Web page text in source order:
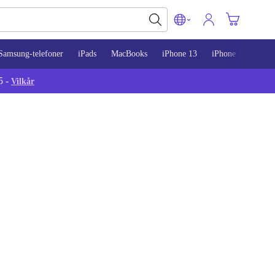
telefoner iPads MacBooks iPhone 13 iPhone 14
- Vilkår